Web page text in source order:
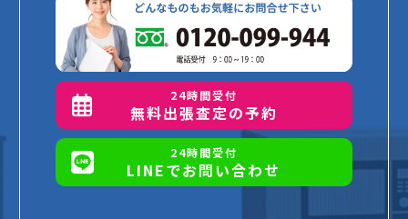
24時間受付
無料出張査定の予約
24時間受付
LINEでお問い合わせ